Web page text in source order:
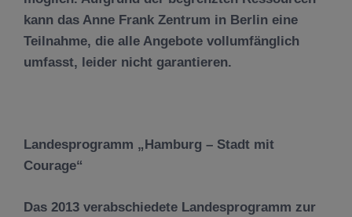
kann das Anne Frank Zentrum in Berlin eine
Teilnahme, die alle Angebote vollumfänglich
umfasst, leider nicht garantieren.
Landesprogramm „Hamburg – Stadt mit
Courage“
Das 2013 verabschiedete Landesprogramm zur